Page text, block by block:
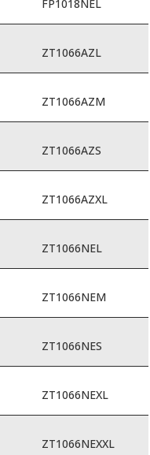
FP1018NEL
ZT1066AZL
ZT1066AZM
ZT1066AZS
ZT1066AZXL
ZT1066NEL
ZT1066NEM
ZT1066NES
ZT1066NEXL
ZT1066NEXXL